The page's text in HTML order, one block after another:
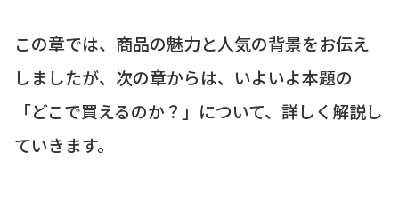
この章では、商品の魅力と人気の背景をお伝え
しましたが、次の章からは、いよいよ本題の
「どこで買えるのか？」について、詳しく解説し
ていきます。